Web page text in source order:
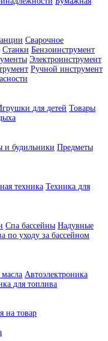
Сварочное
Станки Бензоинструмент
Электроинструмент
Ручной инструмент
для детей Товары
и будильники Предметы
техника Техника для
Спа бассейны Надувные
по уходу за бассейном
Автоэлектроника
для топлива
на товар